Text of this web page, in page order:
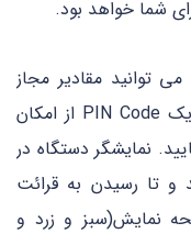
شما خواهد بود.
توانید مقادیر مجاز
TPM را از قبل تنظیم کرده و با تنظیم یک PIN Code از امکان
نمایشگر دستگاه در
تا رسیدن به قرائت
نمایش(سبز و زرد و